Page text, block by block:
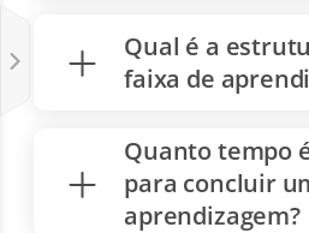
Qual é a
faixa de
Quanto tempo
para concluir
aprendizagem?